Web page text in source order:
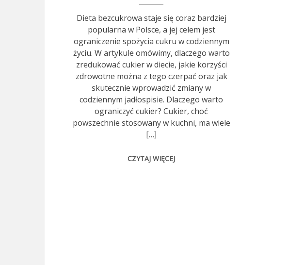
Dieta bezcukrowa staje się coraz bardziej
popularna w Polsce, a jej celem jest
ograniczenie spożycia cukru w codziennym
życiu. W artykule omówimy, dlaczego warto
zredukować cukier w diecie, jakie korzyści
zdrowotne można z tego czerpać oraz jak
skutecznie wprowadzić zmiany w
codziennym jadłospisie. Dlaczego warto
ograniczyć cukier? Cukier, choć
powszechnie stosowany w kuchni, ma wiele
[…]
CZYTAJ WIĘCEJ